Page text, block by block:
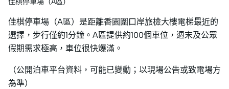
佳棋停車場（A區）
佳棋停車場（A區）是距離香園圍口岸旅檢大樓電梯最近的
選擇，步行僅約1分鐘。A區提供約100個車位，週末及公眾
假期需求極高，車位很快爆滿。
（公開泊車平台資料，可能已變動；以現場公告或致電場方
為準）